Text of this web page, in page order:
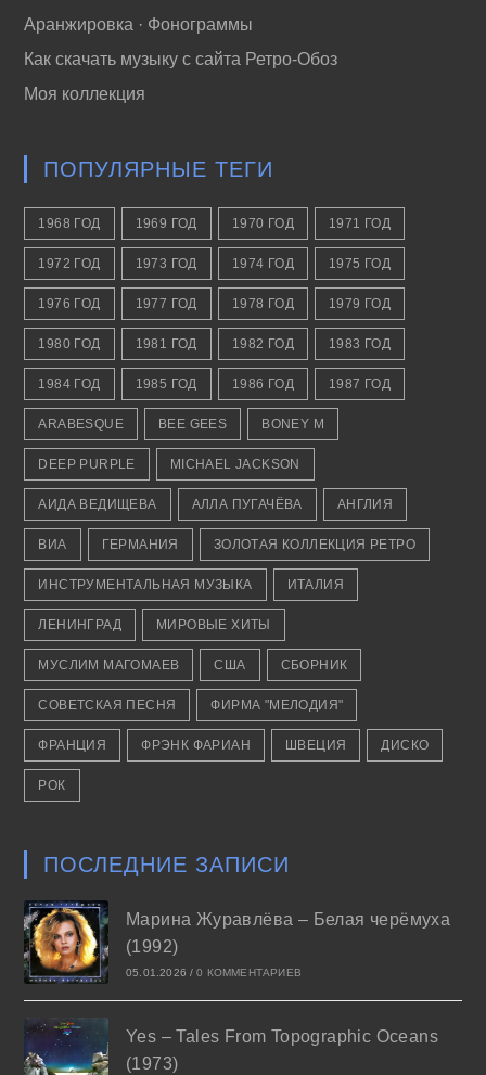
Аранжировка · Фонограммы
Как скачать музыку с сайта Ретро-Обоз
Моя коллекция
ПОПУЛЯРНЫЕ ТЕГИ
1968 ГОД 1969 ГОД 1970 ГОД 1971 ГОД
1972 ГОД 1973 ГОД 1974 ГОД 1975 ГОД
1976 ГОД 1977 ГОД 1978 ГОД 1979 ГОД
1980 ГОД 1981 ГОД 1982 ГОД 1983 ГОД
1984 ГОД 1985 ГОД 1986 ГОД 1987 ГОД
ARABESQUE BEE GEES BONEY M
DEEP PURPLE MICHAEL JACKSON
АИДА ВЕДИЩЕВА АЛЛА ПУГАЧЁВА АНГЛИЯ
ВИА ГЕРМАНИЯ ЗОЛОТАЯ КОЛЛЕКЦИЯ РЕТРО
ИНСТРУМЕНТАЛЬНАЯ МУЗЫКА ИТАЛИЯ
ЛЕНИНГРАД МИРОВЫЕ ХИТЫ
МУСЛИМ МАГОМАЕВ США СБОРНИК
СОВЕТСКАЯ ПЕСНЯ ФИРМА "МЕЛОДИЯ"
ФРАНЦИЯ ФРЭНК ФАРИАН ШВЕЦИЯ ДИСКО
РОК
ПОСЛЕДНИЕ ЗАПИСИ
Марина Журавлёва – Белая черёмуха
(1992)
05.01.2026 / 0 КОММЕНТАРИЕВ
Yes – Tales From Topographic Oceans
(1973)